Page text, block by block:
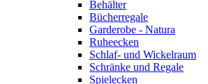
Behälter
Bücherregale
Garderobe - Natura
Ruheecken
Schlaf- und Wickelraum
Schränke und Regale
Spielecken